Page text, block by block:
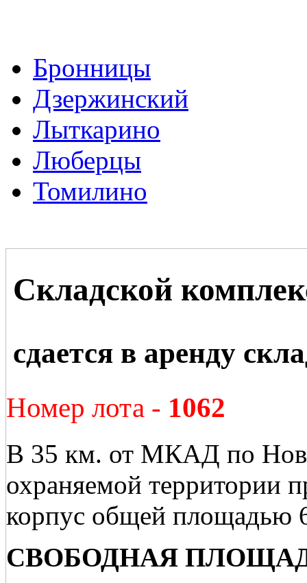
Бронницы
Дзержинский
Лыткарино
Люберцы
Томилино
Складской
сдается в аренду
Номер лота - 1062
В 35 км. от МКАД по
охраняемой территории
корпус общей площадью
СВОБОДНАЯ